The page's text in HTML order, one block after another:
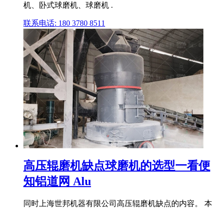
机、卧式球磨机、球磨机 .
联系电话: 180 3780 8511
高压辊磨机缺点球磨机的选型一看便
知铝道网 Alu
同时上海世邦机器有限公司高压辊磨机缺点的内容。 本